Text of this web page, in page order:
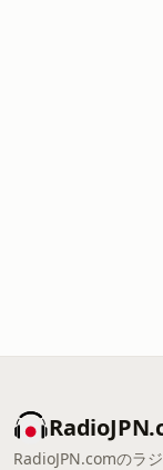
RadioJPN.comのラ